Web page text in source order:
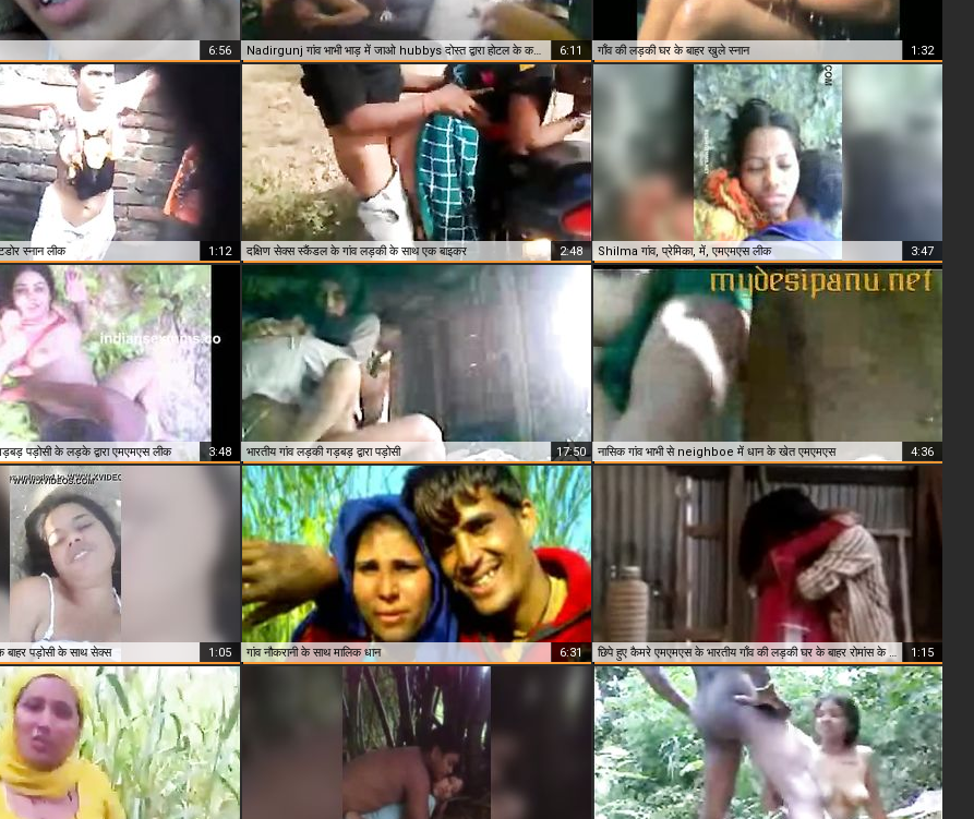
6:56 Nadirgunj गांव भाभी भाड़ में जाओ hubbys दोस्त द्वारा होटल के कमरे में एमएमएस 6:11 गाँव की लड़की घर के बाहर खुले स्नान 1:32
स्नान लीक 1:12 दक्षिण सेक्स स्कैंडल के गांव लड़की के साथ एक बाइकर 2:48 Shilma गांव, प्रेमिका, में, एमएमएस लीक 3:47
पड़ोसी के लड़के द्वारा एमएमएस लीक 3:48 भारतीय गांव लड़की गड़बड़ द्वारा पड़ोसी 17:50 नासिक गांव भाभी से neighboe में धान के खेत एमएमएस 4:36
बाहर पड़ोसी के साथ सेक्स 1:05 गांव नौकरानी के साथ मालिक धान 6:31 छिपे हुए कैमरे एमएमएस के भारतीय गाँव की लड़की घर के बाहर रोमांस के साथ प्रेमी 1:15